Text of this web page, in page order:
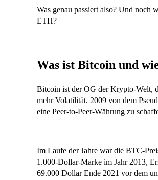
Was genau passiert also? Und
ETH?
Was ist Bitcoin und
Bitcoin ist der OG der Krypto-Welt,
mehr Volatilität. 2009 von dem
eine Peer-to-Peer-Währung zu
Im Laufe der Jahre war die BTC-
1.000-Dollar-Marke im Jahr 2013,
69.000 Dollar Ende 2021 vor dem